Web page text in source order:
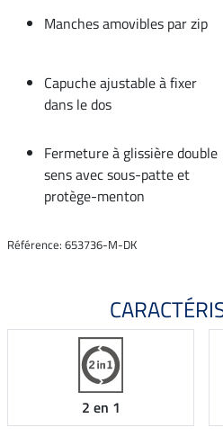
Manches amovibles par zip
Capuche ajustable à fixer
dans le dos
Fermeture à glissière double
sens avec sous-patte et
protège-menton
Référence: 653736-M-DK
2 en 1